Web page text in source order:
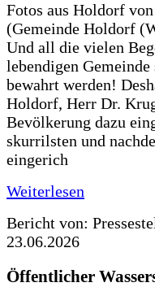
Fotos aus Holdorf
(Gemeinde Holdorf
Und all die vielen
lebendigen
bewahrt werden!
Holdorf, Herr Dr.
Bevölkerung dazu
skurrilsten und
eingerich
Weiterlesen
Bericht von:
23.06.2026
Öffentlicher